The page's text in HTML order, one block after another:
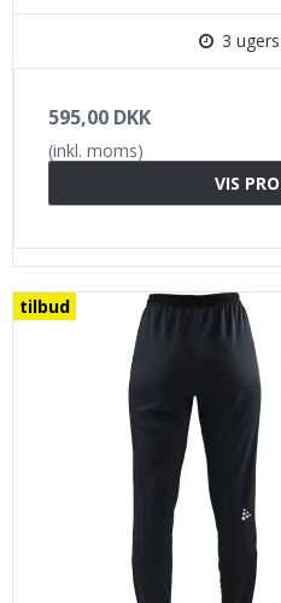
3
595,00 DKK
(inkl. moms)
VIS
tilbud